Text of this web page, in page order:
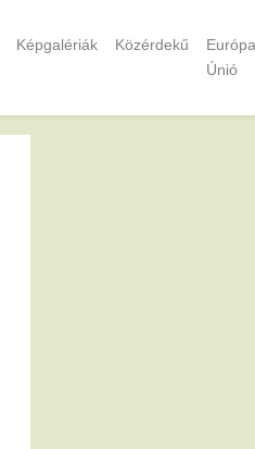
Képgalériák Közérdekű
Únió